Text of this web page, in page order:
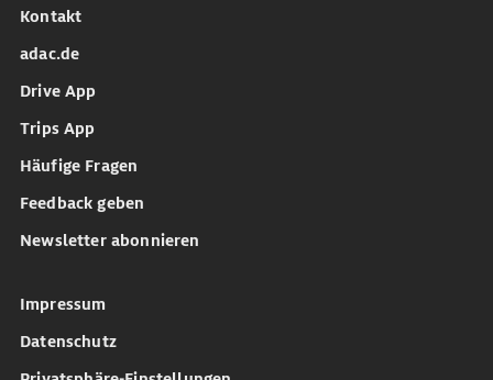
Kontakt
adac.de
Drive App
Trips App
Häufige Fragen
Feedback geben
Newsletter abonnieren
Impressum
Datenschutz